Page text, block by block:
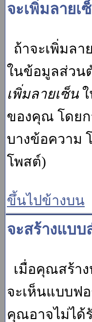
จะเพิ่มลาย
ถ้าจะเพิ่มล
ในข้อมูลส่วน
เพิ่มลายเซ็น
ของคุณ โดย
บางข้อความ
โพสต์)
ขึ้นไปข้างบน
จะสร้างแบบ
เมื่อคุณสร้า
จะเห็นแบบฟ
คุณอาจไม่ได้